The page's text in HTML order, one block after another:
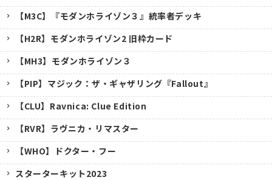
【M3C】『モダンホライゾン３』統率者デッキ
【H2R】モダンホライゾン2 旧枠カード
【MH3】モダンホライゾン３
【PIP】マジック：ザ・ギャザリング『Fallout』
【CLU】Ravnica: Clue Edition
【RVR】ラヴニカ・リマスター
【WHO】ドクター・フー
スターターキット2023